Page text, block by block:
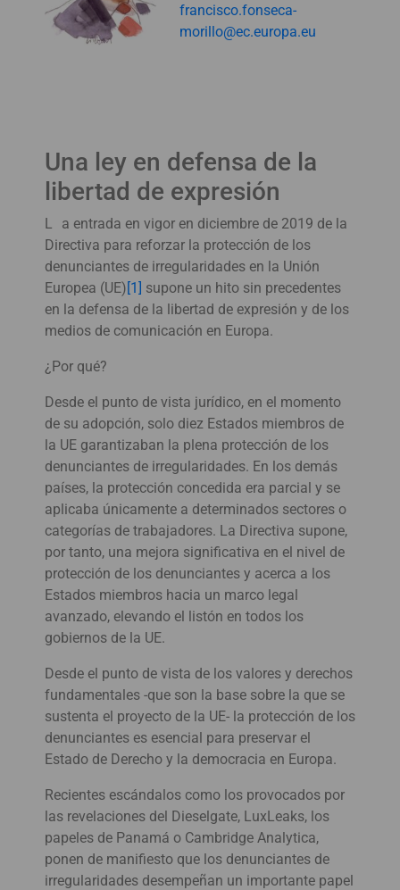
francisco.fonseca-
morillo@ec.europa.eu
Una ley en defensa de la
libertad de expresión
L
a entrada en vigor en diciembre de 2019 de la
Directiva para reforzar la protección de los
denunciantes de irregularidades en la Unión
Europea (UE)[1] supone un hito sin precedentes
en la defensa de la libertad de expresión y de los
medios de comunicación en Europa.
¿Por qué?
Desde el punto de vista jurídico, en el momento
de su adopción, solo diez Estados miembros de
la UE garantizaban la plena protección de los
denunciantes de irregularidades. En los demás
países, la protección concedida era parcial y se
aplicaba únicamente a determinados sectores o
categorías de trabajadores. La Directiva supone,
por tanto, una mejora significativa en el nivel de
protección de los denunciantes y acerca a los
Estados miembros hacia un marco legal
avanzado, elevando el listón en todos los
gobiernos de la UE.
Desde el punto de vista de los valores y derechos
fundamentales -que son la base sobre la que se
sustenta el proyecto de la UE- la protección de los
denunciantes es esencial para preservar el
Estado de Derecho y la democracia en Europa.
Recientes escándalos como los provocados por
las revelaciones del Dieselgate, LuxLeaks, los
papeles de Panamá o Cambridge Analytica,
ponen de manifiesto que los denunciantes de
irregularidades desempeñan un importante papel